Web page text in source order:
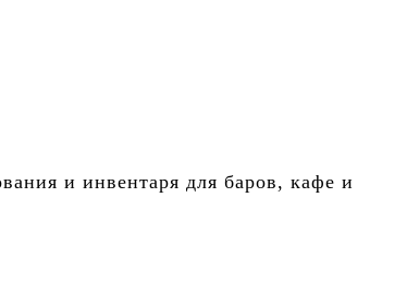
и инвентаря для баров, кафе и